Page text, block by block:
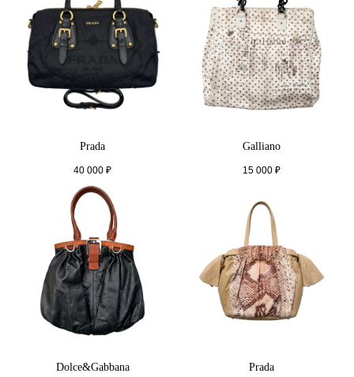
Prada
40 000 ₽
Galliano
15 000 ₽
Dolce&Gabbana Prada